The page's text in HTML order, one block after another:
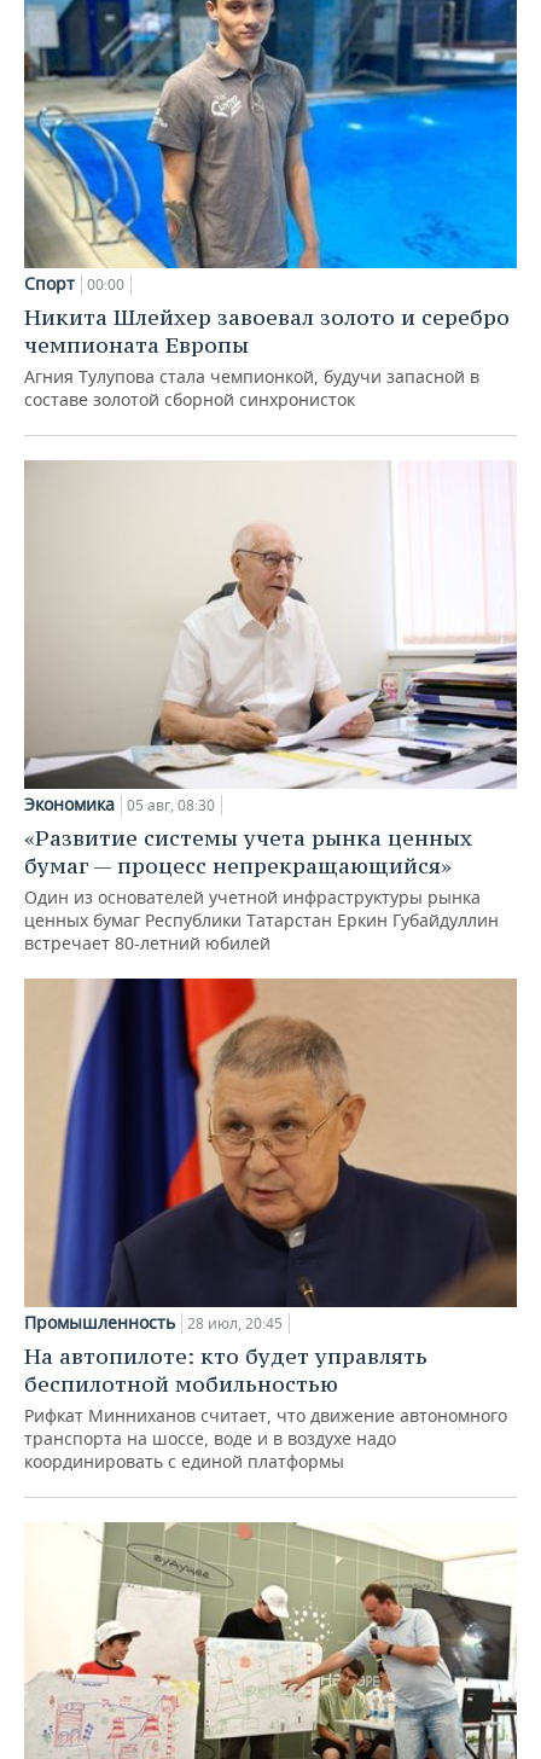
Спорт 00:00
Никита Шлейхер завоевал золото и серебро
чемпионата Европы
Агния Тулупова стала чемпионкой, будучи запасной в
составе золотой сборной синхронисток
Экономика 05 авг, 08:30
«Развитие системы учета рынка ценных
бумаг — процесс непрекращающийся»
Один из основателей учетной инфраструктуры рынка
ценных бумаг Республики Татарстан Еркин Губайдуллин
встречает 80-летний юбилей
Промышленность 28 июл, 20:45
На автопилоте: кто будет управлять
беспилотной мобильностью
Рифкат Минниханов считает, что движение автономного
транспорта на шоссе, воде и в воздухе надо
координировать с единой платформы